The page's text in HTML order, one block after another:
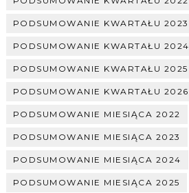
PODSUMOWANIE KWARTAŁU 2023
PODSUMOWANIE KWARTAŁU 2024
PODSUMOWANIE KWARTAŁU 2025
PODSUMOWANIE KWARTAŁU 2026
PODSUMOWANIE MIESIĄCA 2022
PODSUMOWANIE MIESIĄCA 2023
PODSUMOWANIE MIESIĄCA 2024
PODSUMOWANIE MIESIĄCA 2025